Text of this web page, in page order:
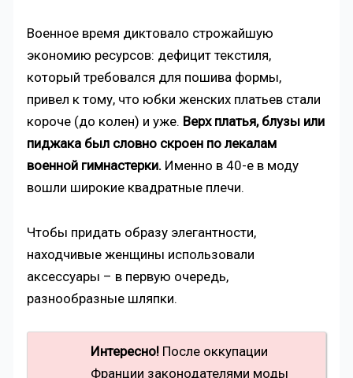
Военное время диктовало строжайшую
экономию ресурсов: дефицит текстиля,
который требовался для пошива формы,
привел к тому, что юбки женских платьев стали
короче (до колен) и уже. Верх платья, блузы или
пиджака был словно скроен по лекалам
военной гимнастерки. Именно в 40-е в моду
вошли широкие квадратные плечи.
Чтобы придать образу элегантности,
находчивые женщины использовали
аксессуары – в первую очередь,
разнообразные шляпки.
Интересно! После оккупации
Франции законодателями моды